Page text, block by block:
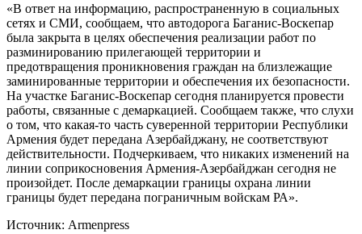
«В ответ на информацию, распространенную в социальных
сетях и СМИ, сообщаем, что автодорога Баганис-Воскепар
была закрыта в целях обеспечения реализации работ по
разминированию прилегающей территории и
предотвращения проникновения граждан на близлежащие
заминированные территории и обеспечения их безопасности.
На участке Баганис-Воскепар сегодня планируется провести
работы, связанные с демаркацией. Сообщаем также, что слухи
о том, что какая-то часть суверенной территории Республики
Армения будет передана Азербайджану, не соответствуют
действительности. Подчеркиваем, что никаких изменений на
линии соприкосновения Армения-Азербайджан сегодня не
произойдет. После демаркации границы охрана линии
границы будет передана пограничным войскам РА».
Источник: Armenpress